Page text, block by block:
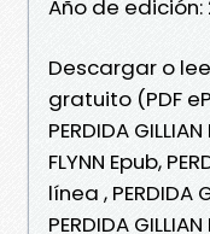
Año de edición:
Descargar o
gratuito (PDF
PERDIDA GILLIAN
FLYNN Epub,
línea , PERDIDA
PERDIDA